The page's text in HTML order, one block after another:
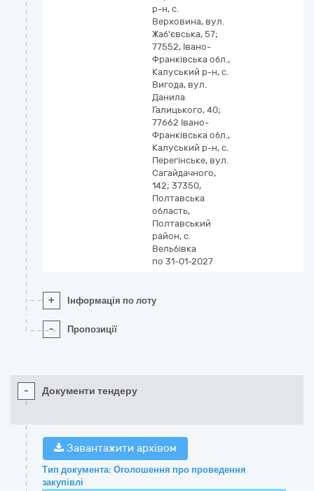
р-н, с.
Верховина, вул.
Жаб'євська, 57;
77552, Івано-
Франківська обл.,
Калуський р-н, с.
Вигода, вул.
Данила
Галицького, 40;
77662 Івано-
Франківська обл.,
Калуський р-н, с.
Перегінське, вул.
Сагайдачного,
142; 37350,
Полтавська
область,
Полтавський
район, с.
Вельбівка
по 31-01-2027
+ Інформація по лоту
- Пропозиції
- Документи тендеру
Завантажити архівом
Тип документа: Оголошення про проведення
закупівлі